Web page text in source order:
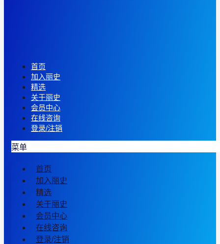
首页
加入丽史
精选
关于丽史
会员中心
在线咨询
登录/注销
菜单
首页
加入丽史
精选
关于丽史
会员中心
在线咨询
登录/注销